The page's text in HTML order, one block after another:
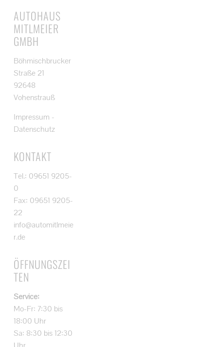
AUTOHAUS
MITLMEIER
GMBH
Böhmischbrucker
Straße 21
92648
Vohenstrauß
Impressum -
Datenschutz
KONTAKT
Tel.: 09651 9205-
0
Fax: 09651 9205-
22
info@automitlmeie
r.de
ÖFFNUNGSZEI
TEN
Service:
Mo-Fr: 7:30 bis
18:00 Uhr
Sa: 8:30 bis 12:30